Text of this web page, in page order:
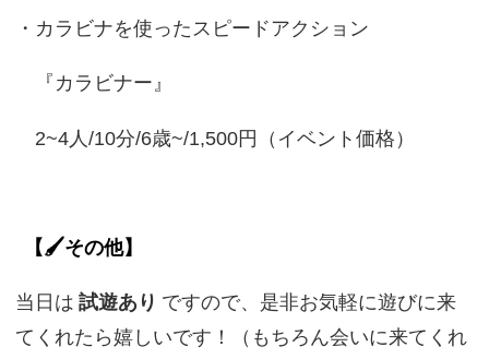
・カラビナを使ったスピードアクション
『カラビナー』
2~4人/10分/6歳~/1,500円（イベント価格）
【🖌️その他】
当日は 試遊あり ですので、是非お気軽に遊びに来
てくれたら嬉しいです！（もちろん会いに来てくれ